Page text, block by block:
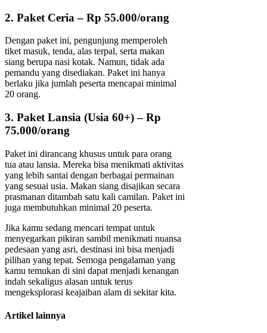
2. Paket Ceria – Rp 55.000/orang
Dengan paket ini, pengunjung memperoleh
tiket masuk, tenda, alas terpal, serta makan
siang berupa nasi kotak. Namun, tidak ada
pemandu yang disediakan. Paket ini hanya
berlaku jika jumlah peserta mencapai minimal
20 orang.
3. Paket Lansia (Usia 60+) – Rp
75.000/orang
Paket ini dirancang khusus untuk para orang
tua atau lansia. Mereka bisa menikmati aktivitas
yang lebih santai dengan berbagai permainan
yang sesuai usia. Makan siang disajikan secara
prasmanan ditambah satu kali camilan. Paket ini
juga membutuhkan minimal 20 peserta.
Jika kamu sedang mencari tempat untuk
menyegarkan pikiran sambil menikmati nuansa
pedesaan yang asri, destinasi ini bisa menjadi
pilihan yang tepat. Semoga pengalaman yang
kamu temukan di sini dapat menjadi kenangan
indah sekaligus alasan untuk terus
mengeksplorasi keajaiban alam di sekitar kita.
Artikel lainnya